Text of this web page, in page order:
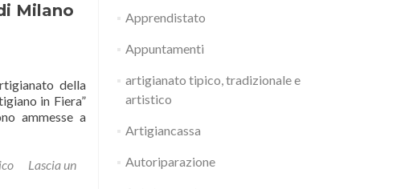
Milano
della
in Fiera”
ammesse a
Lascia un
Apprendistato
Appuntamenti
artigianato tipico, tradizionale e
artistico
Artigiancassa
Autoriparazione